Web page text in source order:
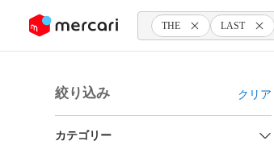
ツにスキップ THE LAST
絞り込み クリア
カテゴリー